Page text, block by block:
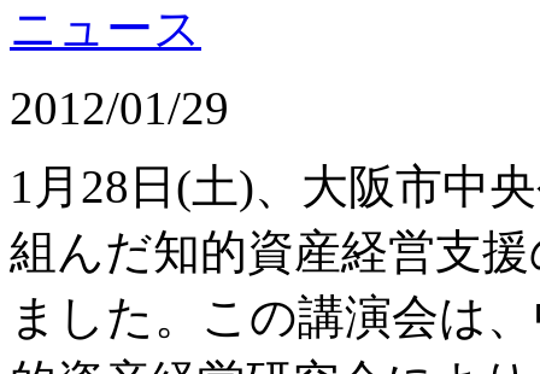
ニュース
2012/01/29
1月28日(土)、大阪市中
組んだ知的資産経営支
ました。この講演会は